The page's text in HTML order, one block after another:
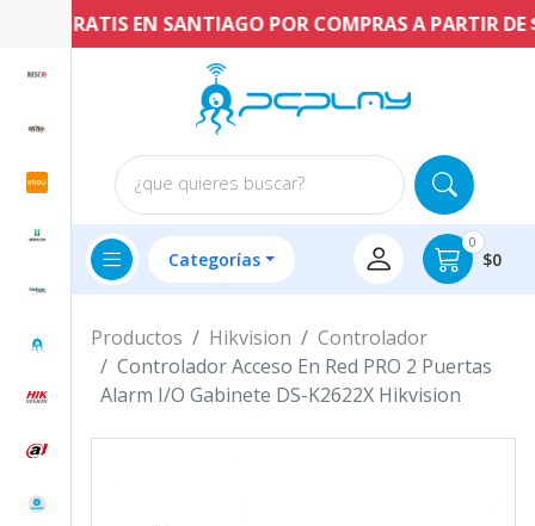
GRATIS EN SANTIAGO POR COMPRAS A PARTIR DE
¿que quieres buscar?
Categorías
0
$0
Productos Hikvision
Controlador
Controlador Acceso En Red PRO 2 Puertas
Alarm I/O Gabinete DS-K2622X Hikvision